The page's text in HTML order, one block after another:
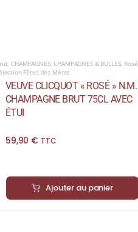
,CHAMPAGNES,CHAMPAGNES & BULLES, Rosé
Fêtes des Mères
VEUVE CLICQUOT « ROSÉ » N.M.
CHAMPAGNE BRUT 75CL AVEC
ÉTUI
59,90 € TTC
Ajouter au panier